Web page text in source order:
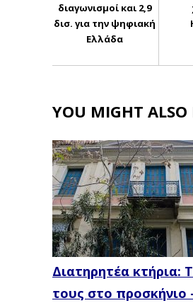
διαγωνισμοί και 2,9
δισ. για την ψηφιακή
Ελλάδα
YOU MIGHT ALSO
Διατηρητέα κτήρια:
τους στο προσκήνιο